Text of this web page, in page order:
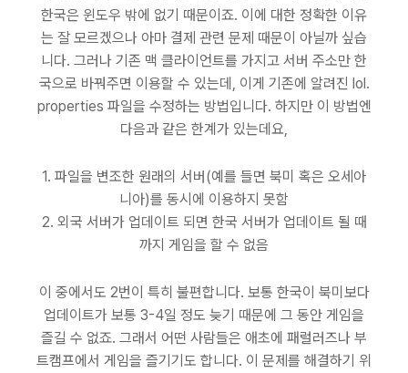
한국은 윈도우 밖에 없기 때문이죠. 이에 대한 정확한 이유
는 잘 모르겠으나 아마 결제 관련 문제 때문이 아닐까 싶습
니다. 그러나 기존 맥 클라이언트를 가지고 서버 주소만 한
국으로 바꿔주면 이용할 수 있는데, 이게 기존에 알려진 lol.
properties 파일을 수정하는 방법입니다. 하지만 이 방법엔
다음과 같은 한계가 있는데요,
1. 파일을 변조한 원래의 서버(예를 들면 북미 혹은 오세아
니아)를 동시에 이용하지 못함
2. 외국 서버가 업데이트 되면 한국 서버가 업데이트 될 때
까지 게임을 할 수 없음
이 중에서도 2번이 특히 불편합니다. 보통 한국이 북미보다
업데이트가 보통 3-4일 정도 늦기 때문에 그 동안 게임을
즐길 수 없죠. 그래서 어떤 사람들은 애초에 패럴러즈나 부
트캠프에서 게임을 즐기기도 합니다. 이 문제를 해결하기 위